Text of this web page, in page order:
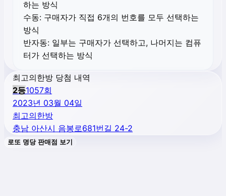
하는 방식
수동: 구매자가 직접 6개의 번호를 모두 선택하는
방식
반자동: 일부는 구매자가 선택하고, 나머지는 컴퓨
터가 선택하는 방식
최고의한방 당첨 내역
2등1057회
2023년 03월 04일
최고의한방
충남 아산시 음봉로681번길 24-2
로또 명당 판매점 보기